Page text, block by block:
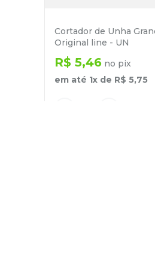
Cortador de Unha
Original line - UN
R$ 5,46 no pix
em até 1x de R$ 5,75